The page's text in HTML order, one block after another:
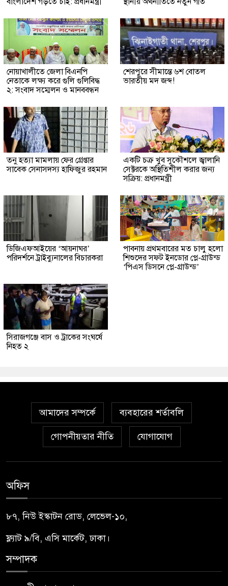
নোয়াখালীতে জেলা বিএনপি
নেতাকে লক্ষ্য করে গুলি গুলিবিদ্ধ
২: সংবাদ সম্মেলন ও মানববন্ধন
শেরপুরে সীমান্তে ৬শ বোতল
ভারতীয় মদ জব্দ!
তনু হত্যা মামলায় ফের গ্রেপ্তার
সাবেক সেনাসদস্য হাফিজুর রহমান
একটি চক্র খুব সুকৌশলে জ্বালানি
সেক্টরকে অস্থিতিশীল করার জন্য
সক্রিয়: প্রধানমন্ত্রী
ডিজিএফআইয়ের ‘আয়নাঘর’
পরিদর্শনে ট্রাইব্যুনালের বিচারকরা
পাবনায় প্রথমবারের মত চালু হলো
শিশুদের সফট ইনডোর প্লে-গ্রাউন্ড
‘পিএস ডিসনে প্লে-গ্রাউন্ড’
সিরাজগঞ্জে বাস ও ট্রাকের সংঘর্ষে
নিহত ২
আমাদের সম্পর্কে ব্যবহারের শর্তাবলি
গোপনীয়তার নীতি যোগাযোগ
অফিস
৮৭, নিউ ইস্কাটন রোড, লেভেল-১০,
ফ্ল্যাট ৯/বি, এসি মার্কেট, ঢাকা।
সম্পাদক